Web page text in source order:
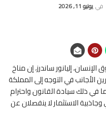
في يونيو 11, 2026
إليانور ساندرز، إن مناخ
الأجانب في التوجه إلى المملكة
بما في ذلك سيادة القانون واحترام
الاستثمار لا ينفصلان عن